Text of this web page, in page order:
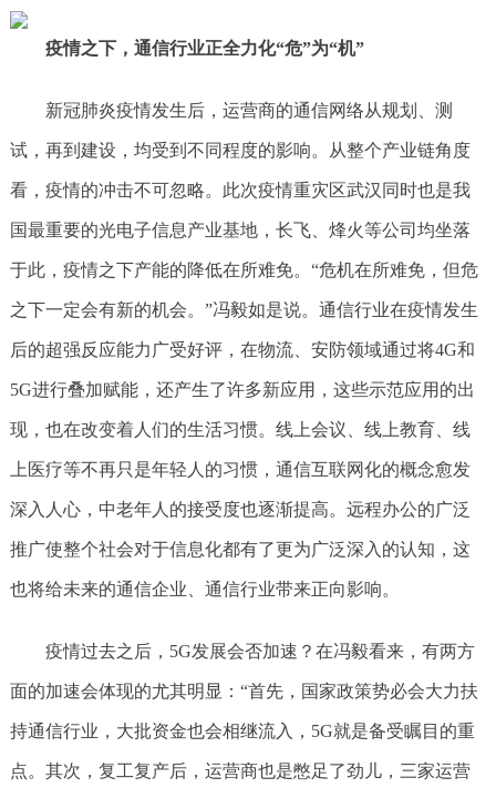
疫情之下，通信行业正全力化“危”为“机”
新冠肺炎疫情发生后，运营商的通信网络从规划、测
试，再到建设，均受到不同程度的影响。从整个产业链角度
看，疫情的冲击不可忽略。此次疫情重灾区武汉同时也是我
国最重要的光电子信息产业基地，长飞、烽火等公司均坐落
于此，疫情之下产能的降低在所难免。“危机在所难免，但危
之下一定会有新的机会。”冯毅如是说。通信行业在疫情发生
后的超强反应能力广受好评，在物流、安防领域通过将4G和
5G进行叠加赋能，还产生了许多新应用，这些示范应用的出
现，也在改变着人们的生活习惯。线上会议、线上教育、线
上医疗等不再只是年轻人的习惯，通信互联网化的概念愈发
深入人心，中老年人的接受度也逐渐提高。远程办公的广泛
推广使整个社会对于信息化都有了更为广泛深入的认知，这
也将给未来的通信企业、通信行业带来正向影响。
疫情过去之后，5G发展会否加速？在冯毅看来，有两方
面的加速会体现的尤其明显：“首先，国家政策势必会大力扶
持通信行业，大批资金也会相继流入，5G就是备受瞩目的重
点。其次，复工复产后，运营商也是憋足了劲儿，三家运营